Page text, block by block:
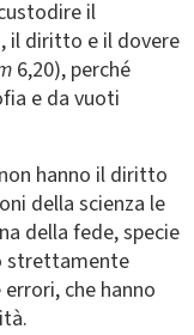
il
il diritto e il dovere
6,20), perché
e da vuoti
hanno il diritto
della scienza le
della fede, specie
strettamente
che hanno